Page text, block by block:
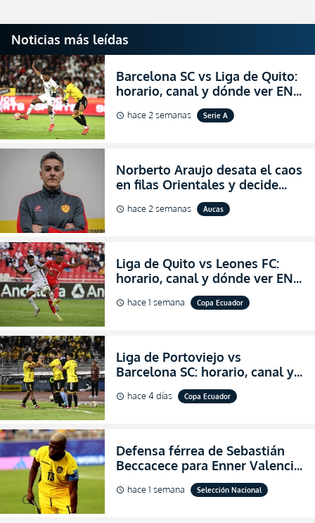
Noticias más leídas
Barcelona SC vs Liga de Quito:
horario, canal y dónde ver EN
VIVO la Fecha 22 de la LigaPro
2026
schedule hace 2 semanas Serie A
Norberto Araujo desata el caos
en filas Orientales y decide
abandonar la dirección técnica
de Aucas
schedule hace 2 semanas Aucas
Liga de Quito vs Leones FC:
horario, canal y dónde ver EN
VIVO los octavos de final de la
Copa Ecuador 2026
schedule hace 1 semana Copa Ecuador
Liga de Portoviejo vs
Barcelona SC: horario, canal y
dónde ver EN VIVO los octavos
de final de la Copa Ecuador
schedule hace 4 días Copa Ecuador
Defensa férrea de Sebastián
Beccacece para Enner Valencia
al indicar que era el hombre
indicado para Ecuador
schedule hace 1 semana Selección Nacional